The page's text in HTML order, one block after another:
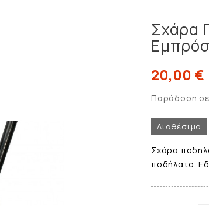
Σχάρα
20,00 €
Παράδοση
Διαθέσιμο
Σχάρα
ποδήλατο.